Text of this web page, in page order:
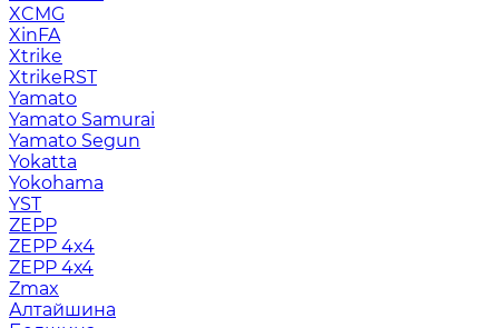
XCMG
XinFA
Xtrike
XtrikeRST
Yamato
Yamato Samurai
Yamato Segun
Yokatta
Yokohama
YST
ZEPP
ZEPP 4x4
ZEPP 4х4
Zmax
Алтайшина